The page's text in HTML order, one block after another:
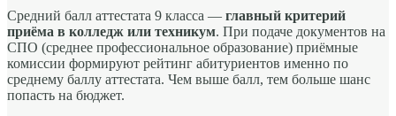
Средний балл аттестата 9 класса — главный критерий
приёма в колледж или техникум. При подаче документов на
СПО (среднее профессиональное образование) приёмные
комиссии формируют рейтинг абитуриентов именно по
среднему баллу аттестата. Чем выше балл, тем больше шанс
попасть на бюджет.